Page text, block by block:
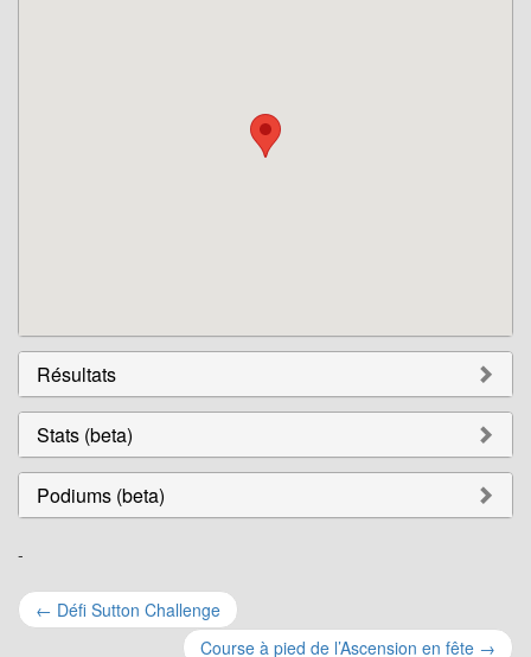
Résultats
Stats (beta)
Podiums (beta)
-
Navigation
← Défi Sutton Challenge
Course à pied de l’Ascension en fête →